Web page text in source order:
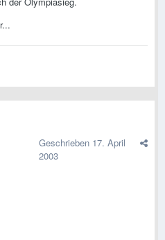
Geschrieben 17. April
2003